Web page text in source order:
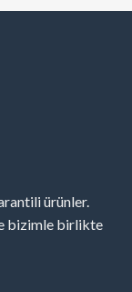
ürünler.
bizimle birlikte